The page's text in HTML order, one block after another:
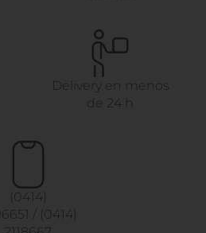
Delivery en menos
de 24 h
(0414)
(0414)